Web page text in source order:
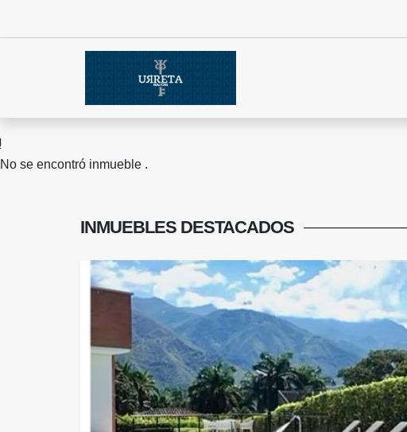
No se encontró inmueble .
INMUEBLES DESTACADOS